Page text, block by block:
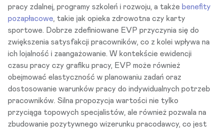
pracy zdalnej, programy szkoleń i rozwoju, a także benefity
pozapłacowe, takie jak opieka zdrowotna czy karty
sportowe. Dobrze zdefiniowane EVP przyczynia się do
zwiększenia satysfakcji pracowników, co z kolei wpływa na
ich lojalność i zaangażowanie. W kontekście ewidencji
czasu pracy czy grafiku pracy, EVP może również
obejmować elastyczność w planowaniu zadań oraz
dostosowanie warunków pracy do indywidualnych potrzeb
pracowników. Silna propozycja wartości nie tylko
przyciąga topowych specjalistów, ale również pozwala na
zbudowanie pozytywnego wizerunku pracodawcy, co jest